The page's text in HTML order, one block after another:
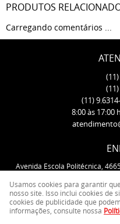
PRODUTOS
Carregando comentários ...
(11)
(11)
(11)
8:00 às 17:00
Avenida Escola Politécnica,
LOJA
Usamos cookies para garantir
nosso site. Isso inclui cookies de
cookies de publicidade que
informações, consulte nossa